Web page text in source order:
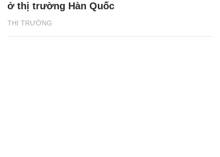
THỊ TRƯỜNG
ở thị trường Hàn Quốc